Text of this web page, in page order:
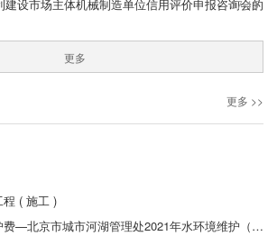
建设市场主体机械制造单位信用评价申报咨询会的
07-15
更多
更多 >>
程 ( 施工 )
水利工程日常维修养护费—北京市城市河湖管理处2021年水环境维护（保洁及绿化）